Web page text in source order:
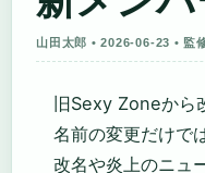
山田太郎 • 2026-06-23 • 監
旧Sexy Zoneから
名前の変更だけで
改名や炎上のニュ